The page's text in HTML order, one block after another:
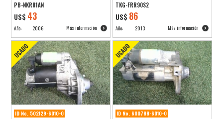
PB-NKR81AN
US$ 43
Año: 2006 Más información
TKG-FRR90S2
US$ 86
Año: 2013 Más información
ID No. 502129-6010-0 ID No. 600788-6010-0